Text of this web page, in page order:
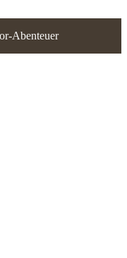
Abenteuer